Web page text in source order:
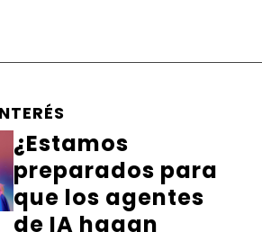
¿Estamos
preparados para
que los agentes
de IA hagan